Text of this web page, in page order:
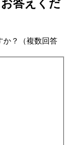
答えくだ
か？（複数回答